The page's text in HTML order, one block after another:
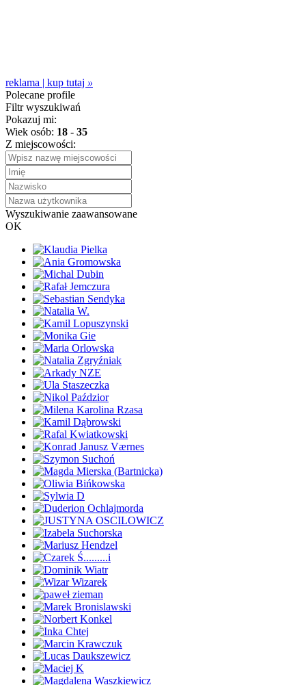
reklama | kup tutaj »
Polecane profile
Filtr wyszukiwań
Pokazuj mi:
Wiek osób: 18 - 35
Z miejscowości:
Wyszukiwanie zaawansowane
OK